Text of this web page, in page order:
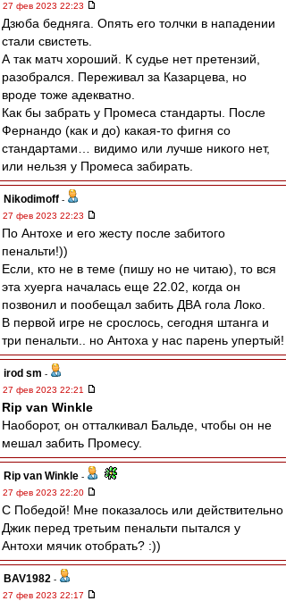
27 фев 2023 22:23
Дзюба бедняга. Опять его толчки в нападении
стали свистеть.
А так матч хороший. К судье нет претензий,
разобрался. Переживал за Казарцева, но
вроде тоже адекватно.
Как бы забрать у Промеса стандарты. После
Фернандо (как и до) какая-то фигня со
стандартами… видимо или лучше никого нет,
или нельзя у Промеса забирать.
Nikodimoff -
27 фев 2023 22:23
По Антохе и его жесту после забитого
пенальти!))
Если, кто не в теме (пишу но не читаю), то вся
эта хуерга началась еще 22.02, когда он
позвонил и пообещал забить ДВА гола Локо.
В первой игре не срослось, сегодня штанга и
три пенальти.. но Антоха у нас парень упертый!
irod sm -
27 фев 2023 22:21
Rip van Winkle
Наоборот, он отталкивал Бальде, чтобы он не
мешал забить Промесу.
Rip van Winkle -
27 фев 2023 22:20
С Победой! Мне показалось или действительно
Джик перед третьим пенальти пытался у
Антохи мячик отобрать? :))
BAV1982 -
27 фев 2023 22:17